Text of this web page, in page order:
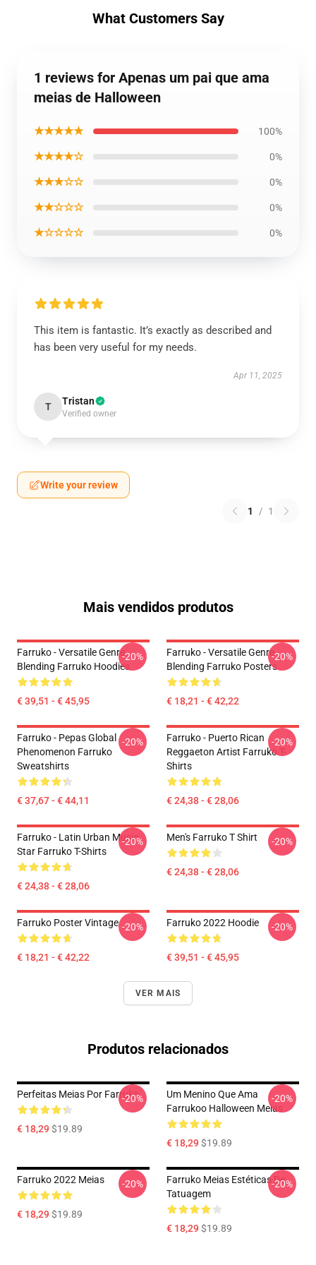
What Customers Say
1 reviews for Apenas um pai que ama
meias de Halloween
★★★★★ 100%
★★★★☆ 0%
★★★☆☆ 0%
★★☆☆☆ 0%
★☆☆☆☆ 0%
This item is fantastic. It’s exactly as described and
has been very useful for my needs.
Apr 11, 2025
T Tristan
Verified owner
Write your review
1 / 1
Mais vendidos produtos
Farruko - Versatile Genre
Blending Farruko Hoodies
€ 39,51 - € 45,95
-20%
Farruko - Versatile Genre
Blending Farruko Posters
€ 18,21 - € 42,22
-20%
Farruko - Pepas Global
Phenomenon Farruko
Sweatshirts
€ 37,67 - € 44,11
-20%
Farruko - Puerto Rican
Reggaeton Artist Farruko T-
Shirts
€ 24,38 - € 28,06
-20%
Farruko - Latin Urban Music
Star Farruko T-Shirts
€ 24,38 - € 28,06
-20% Men's Farruko T Shirt
€ 24,38 - € 28,06
-20%
Farruko Poster Vintage
€ 18,21 - € 42,22
-20% Farruko 2022 Hoodie
€ 39,51 - € 45,95
-20%
VER MAIS
Produtos relacionados
Perfeitas Meias Por Farruko
€ 18,29$19.89
-20%
Um Menino Que Ama
Farrukoo Halloween Meias
€ 18,29$19.89
-20%
Farruko 2022 Meias
€ 18,29$19.89
-20%
Farruko Meias Estéticas De
Tatuagem
€ 18,29$19.89
-20%